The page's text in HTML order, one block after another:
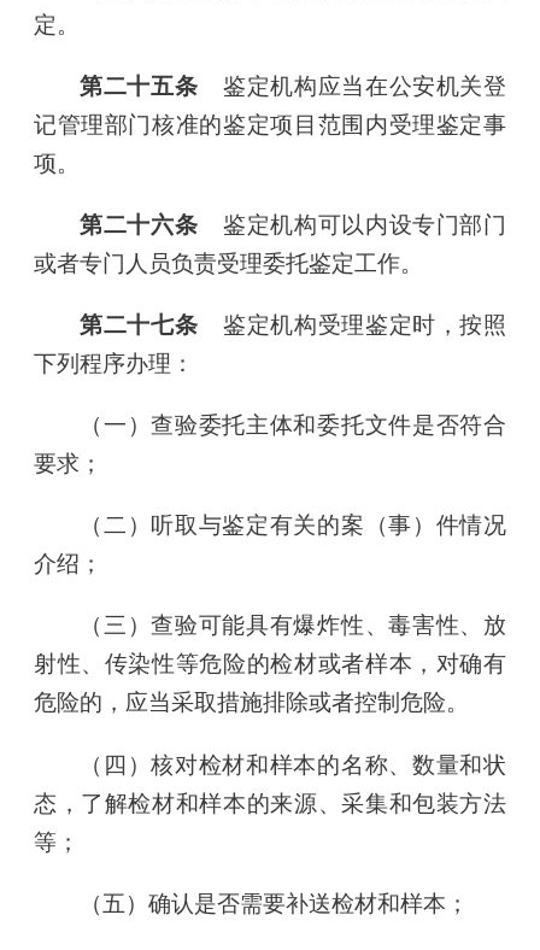
定。
第二十五条 鉴定机构应当在公安机关登
记管理部门核准的鉴定项目范围内受理鉴定事
项。
第二十六条 鉴定机构可以内设专门部门
或者专门人员负责受理委托鉴定工作。
第二十七条 鉴定机构受理鉴定时，按照
下列程序办理：
（一）查验委托主体和委托文件是否符合
要求；
（二）听取与鉴定有关的案（事）件情况
介绍；
（三）查验可能具有爆炸性、毒害性、放
射性、传染性等危险的检材或者样本，对确有
危险的，应当采取措施排除或者控制危险。
（四）核对检材和样本的名称、数量和状
态，了解检材和样本的来源、采集和包装方法
等；
（五）确认是否需要补送检材和样本；